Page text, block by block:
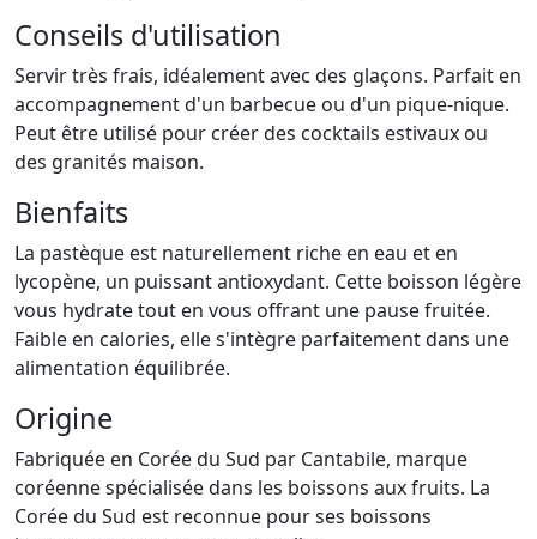
Conseils d'utilisation
Servir très frais, idéalement avec des glaçons. Parfait en
accompagnement d'un barbecue ou d'un pique-nique.
Peut être utilisé pour créer des cocktails estivaux ou
des granités maison.
Bienfaits
La pastèque est naturellement riche en eau et en
lycopène, un puissant antioxydant. Cette boisson légère
vous hydrate tout en vous offrant une pause fruitée.
Faible en calories, elle s'intègre parfaitement dans une
alimentation équilibrée.
Origine
Fabriquée en Corée du Sud par Cantabile, marque
coréenne spécialisée dans les boissons aux fruits. La
Corée du Sud est reconnue pour ses boissons